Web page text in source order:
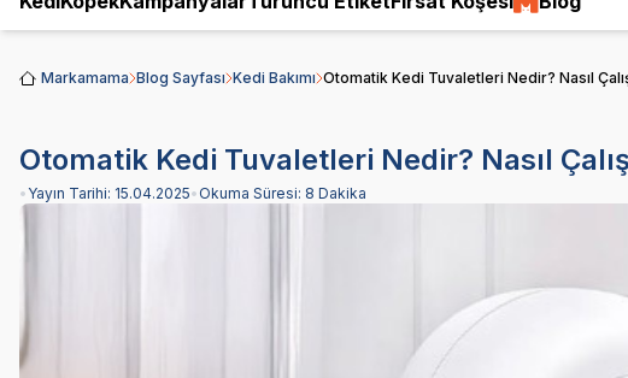
Markamama Blog Sayfası Kedi Bakımı Otomatik Kedi Tuvaletleri Nedir? Nasıl
Otomatik Kedi Tuvaletleri Nedir? Nasıl
• Yayın Tarihi: 15.04.2025•Okuma Süresi: 8 Dakika